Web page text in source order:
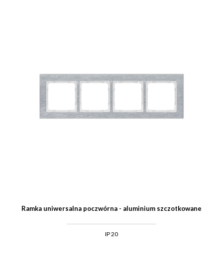
Ramka uniwersalna poczwórna - aluminium szczotkowane
IP 20